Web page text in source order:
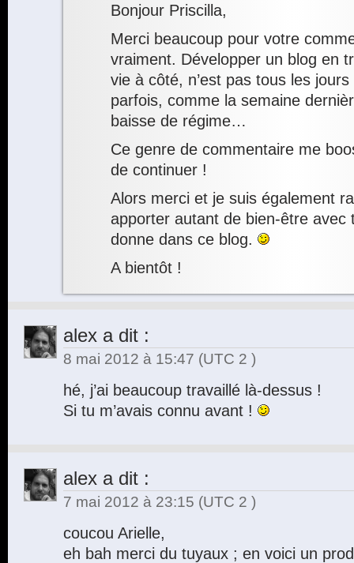
Bonjour Priscilla,
Merci beaucoup pour votre
vraiment. Développer un blog en
vie à côté, n’est pas tous les
parfois, comme la semaine
baisse de régime…
Ce genre de commentaire me
de continuer !
Alors merci et je suis également
apporter autant de bien-être avec
donne dans ce blog.
A bientôt !
alex a dit :
8 mai 2012 à 15:47 (UTC 2 )
hé, j’ai beaucoup travaillé là-dessus !
Si tu m’avais connu avant !
alex a dit :
7 mai 2012 à 23:15 (UTC 2 )
coucou Arielle,
eh bah merci du tuyaux ; en voici un